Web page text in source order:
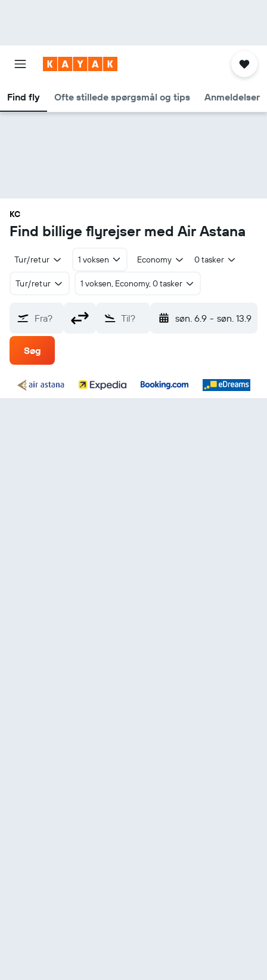
Find fly Ofte stillede spørgsmål og tips Anmeldelser
KC
Find billige flyrejser med Air Astana
Tur/retur 1 voksen Economy 0 tasker
Tur/retur 1 voksen, Economy, 0 tasker
Fra? Til? søn. 6.9 - søn. 13.9
Søg